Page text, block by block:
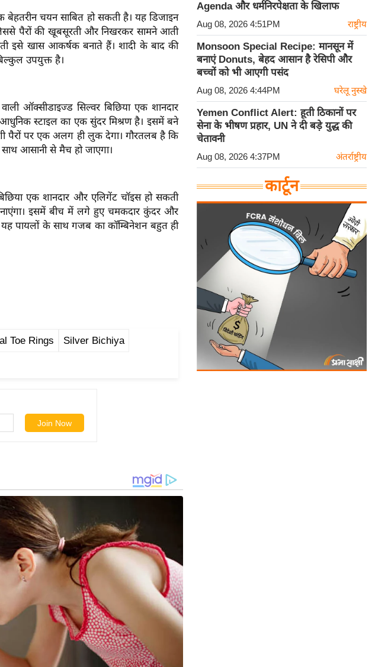
चयन साबित हो सकती है। यह डिजाइन
पैरों की खूबसूरती और निखरकर सामने आती
इसे खास आकर्षक बनाते हैं। शादी के बाद की
उपयुक्त है।
ऑक्सीडाइज्ड सिल्वर बिछिया एक शानदार
स्टाइल का एक सुंदर मिश्रण है। इसमें बने
पैरों पर एक अलग ही लुक देगा। गौरतलब है कि
आसानी से मैच हो जाएगा।
एक शानदार और एलिगेंट चॉइस हो सकती
इसमें बीच में लगे हुए चमकदार कुंदर और
यह पायलों के साथ गजब का कॉम्बिनेशन बहुत ही
Toe Rings Silver Bichiya
Agenda और धर्मनिरपेक्षता के खिलाफ
Aug 08, 2026 4:51PM राष्ट्रीय
Monsoon Special Recipe: मानसून में
बनाएं Donuts, बेहद आसान है रेसिपी और
बच्चों को भी आएगी पसंद
Aug 08, 2026 4:44PM घरेलू नुस्खे
Yemen Conflict Alert: हूती ठिकानों पर
सेना के भीषण प्रहार, UN ने दी बड़े युद्ध की
चेतावनी
Aug 08, 2026 4:37PM अंतर्राष्ट्रीय
कार्टून